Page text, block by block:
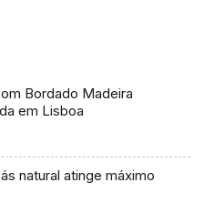
Bordado Madeira
em Lisboa
natural atinge máximo